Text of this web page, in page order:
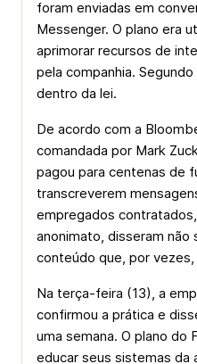
foram enviadas em
Messenger. O plano era
aprimorar recursos de
pela companhia.
dentro da lei.
De acordo com a
comandada por Mark
pagou para centenas de
transcreverem
empregados
anonimato, disseram não
conteúdo que, por vezes,
Na terça-feira (13), a
confirmou a prática e
uma semana. O plano do
educar seus sistemas da